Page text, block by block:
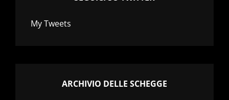
My Tweets
ARCHIVIO DELLE SCHEGGE